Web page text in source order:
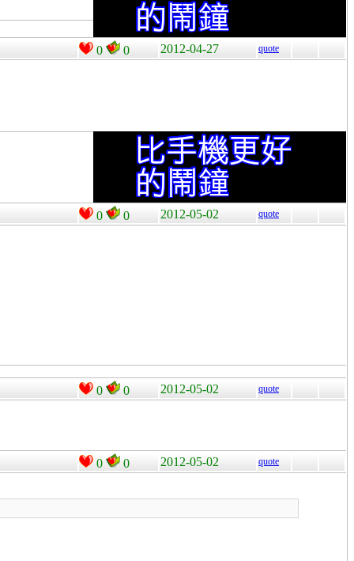
0 0 2012-04-27 quote
0 0 2012-05-02 quote
0 0 2012-05-02 quote
0 0 2012-05-02 quote